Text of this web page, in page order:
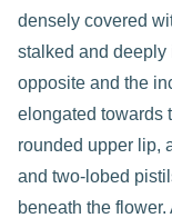
densely covered
stalked and deeply
opposite and the
elongated towards
rounded upper lip,
and two-lobed
beneath the